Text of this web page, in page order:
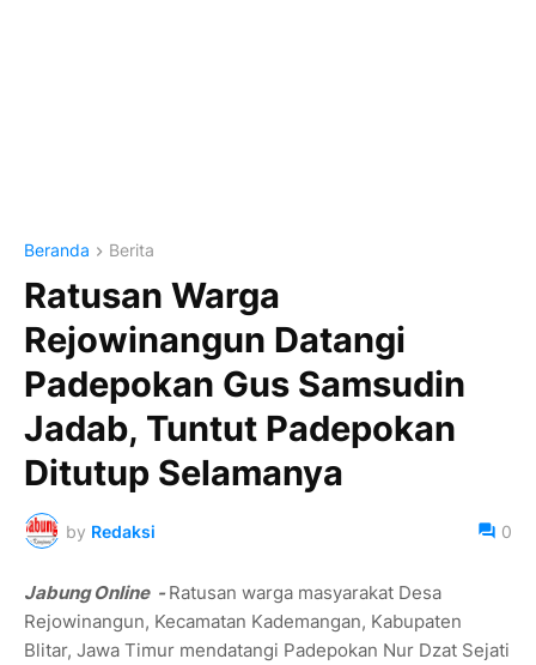
Beranda Berita
Ratusan Warga
Rejowinangun Datangi
Padepokan Gus Samsudin
Jadab, Tuntut Padepokan
Ditutup Selamanya
by Redaksi 0
Jabung Online - Ratusan warga masyarakat Desa
Rejowinangun, Kecamatan Kademangan, Kabupaten
Blitar, Jawa Timur mendatangi Padepokan Nur Dzat Sejati